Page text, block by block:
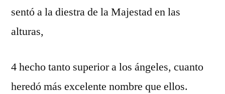
sentó a la diestra de la Majestad en las
alturas,
4 hecho tanto superior a los ángeles, cuanto
heredó más excelente nombre que ellos.